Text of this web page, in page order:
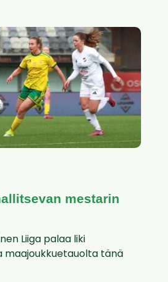
mestarin
Liiga palaa liki
maajoukkuetauolta tänä